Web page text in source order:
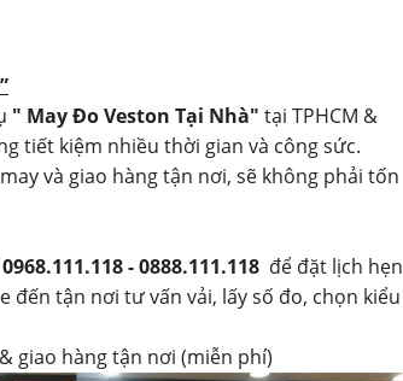
" May Đo Veston Tại Nhà" tại TPHCM &
tiết kiệm nhiều thời gian và công sức.
và giao hàng tận nơi, sẽ không phải tốn
0968.111.118 - 0888.111.118 để đặt lịch hẹn
đến tận nơi tư vấn vải, lấy số đo, chọn kiểu
giao hàng tận nơi (miễn phí)